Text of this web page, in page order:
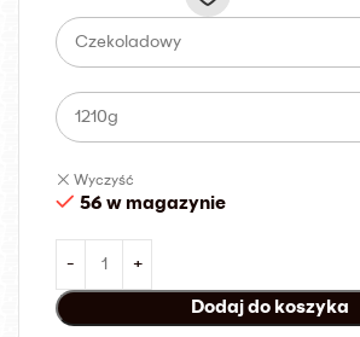
Wyczyść
56 w magazynie
Dodaj do koszyka